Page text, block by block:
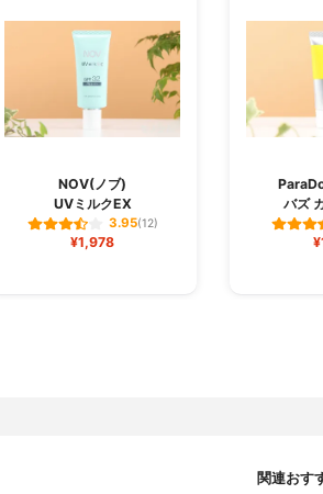
NOV(ノブ)
UVミルクEX
3.95(12)
¥1,978
バズ
関連おす